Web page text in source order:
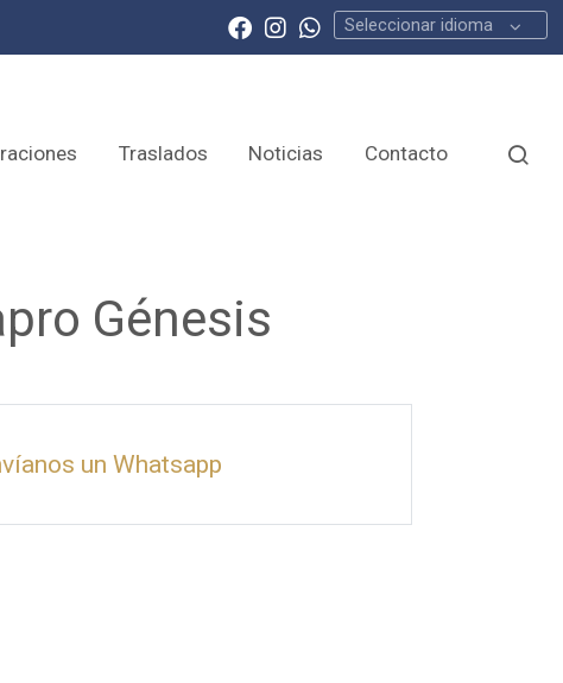
Seleccionar idioma
Traslados Noticias Contacto
Génesis
un Whatsapp